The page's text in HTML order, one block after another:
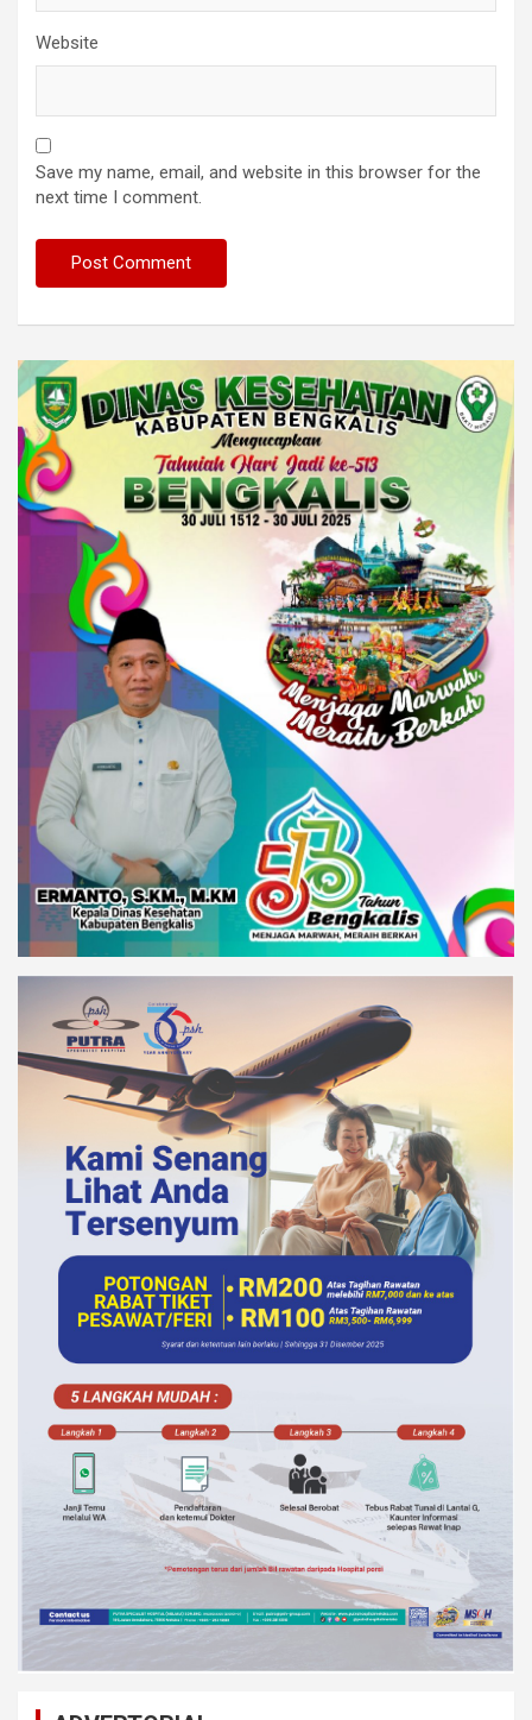
Website
Save my name, email, and website in this browser for the
next time I comment.